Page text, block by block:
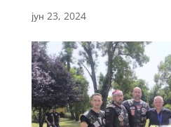
јун 23, 2024